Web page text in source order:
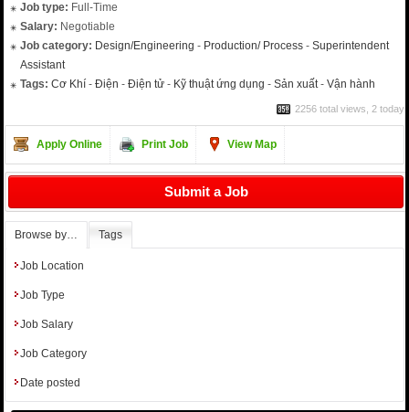
Job type: Full-Time
Salary: Negotiable
Job category: Design/Engineering - Production/ Process -Superintendent
Assistant
Tags: Cơ Khí -Điện -Điện tử - Kỹ thuật ứng dụng -Sản xuất-Vận hành
2256 total views, 2 today
Apply Online Print Job View Map
Submit a Job
Browse by… Tags
Job Location
Job Type
Job Salary
Job Category
Date posted